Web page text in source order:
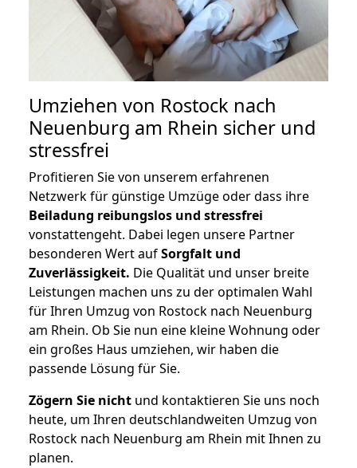
Umziehen von Rostock nach
Neuenburg am Rhein sicher und
stressfrei
Profitieren Sie von unserem erfahrenen
Netzwerk für günstige Umzüge oder dass ihre
Beiladung reibungslos und stressfrei
vonstattengeht. Dabei legen unsere Partner
besonderen Wert aufSorgfalt und
Zuverlässigkeit. Die Qualität und unser breite
Leistungen machen uns zu der optimalen Wahl
für Ihren Umzug von Rostock nach Neuenburg
am Rhein. Ob Sie nun eine kleine Wohnung oder
ein großes Haus umziehen, wir haben die
passende Lösung für Sie.
Zögern Sie nicht und kontaktieren Sie uns noch
heute, um Ihren deutschlandweiten Umzug von
Rostock nach Neuenburg am Rhein mit Ihnen zu
planen.